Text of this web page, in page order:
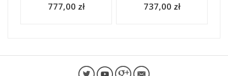
777,00 zł 737,00 zł